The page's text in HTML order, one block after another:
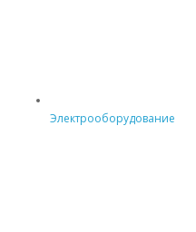
Электрооборудование